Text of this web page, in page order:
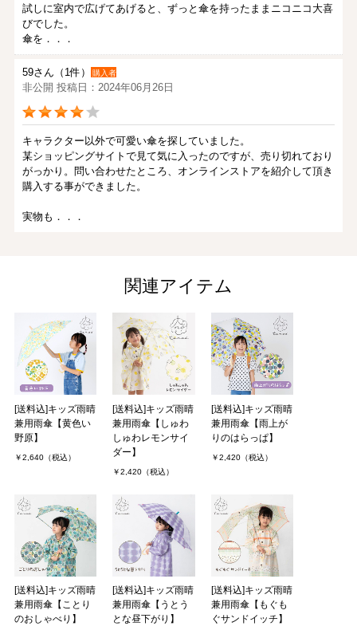
試しに室内で広げてあげると、ずっと傘を持ったままニコニコ大喜
びでした。
傘を．．．
59さん（1件） 購入者
非公開 投稿日：2024年06月26日
キャラクター以外で可愛い傘を探していました。
某ショッピングサイトで見て気に入ったのですが、売り切れており
がっかり。問い合わせたところ、オンラインストアを紹介して頂き
購入する事ができました。
実物も．．．
とってもかわいい！！
4歳の娘と一緒に選びました。
ぱっと見は◯がいっぱいの柄に見えて、よく見ると全部アイスク
リームな所が気に入っています。派手すぎず、でも目立つ色な所も
安心できます。
サイズに悩．．．
asahaさん（2件） 購入者
非公開 投稿日：2023年12月21日
2才の娘が自分の傘を欲しがるので購入しました。
優しい色合いだけど目立つ色なので、雨の日でも安心です。
ひつじさん（2件）
非公開 投稿日：2023年05月24日
関連アイテム
[送料込]キッズ雨晴
兼用雨傘【黄色い
野原】
￥2,640（税込）
[送料込]キッズ雨晴
兼用雨傘【しゅわ
しゅわレモンサイ
ダー】
￥2,420（税込）
[送料込]キッズ雨晴
兼用雨傘【雨上が
りのはらっぱ】
￥2,420（税込）
[送料込]キッズ雨晴
兼用雨傘【ことり
のおしゃべり】
[送料込]キッズ雨晴
兼用雨傘【うとう
とな昼下がり】
[送料込]キッズ雨晴
兼用雨傘【もぐも
ぐサンドイッチ】